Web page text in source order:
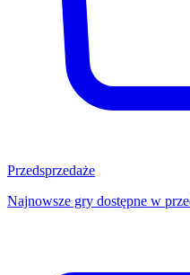
Przedsprzedaże
Najnowsze gry dostępne w